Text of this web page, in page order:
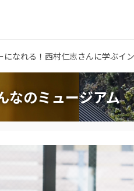
になれる！西村仁志さんに学ぶイ
なのミュージアム